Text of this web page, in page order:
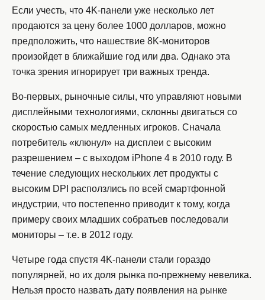
Если учесть, что 4K-панели уже несколько лет
продаются за цену более 1000 долларов, можно
предположить, что нашествие 8K-мониторов
произойдет в ближайшие год или два. Однако эта
точка зрения игнорирует три важных тренда.
Во-первых, рыночные силы, что управляют новыми
дисплейными технологиями, склонны двигаться со
скоростью самых медленных игроков. Сначала
потребитель «клюнул» на дисплеи с высоким
разрешением – с выходом iPhone 4 в 2010 году. В
течение следующих нескольких лет продукты с
высоким DPI расползлись по всей смартфонной
индустрии, что постепенно приводит к тому, когда
примеру своих младших собратьев последовали
мониторы – т.е. в 2012 году.
Четыре года спустя 4K-панели стали гораздо
популярней, но их доля рынка по-прежнему невелика.
Нельзя просто назвать дату появления на рынке